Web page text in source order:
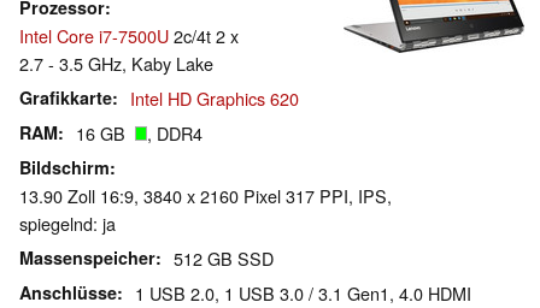
Prozessor
Intel Core i7-7500U2c/4t 2 x
2.7 - 3.5 GHz, Kaby Lake
Grafikkarte Intel HD Graphics 620
RAM 16 GB , DDR4
Bildschirm
13.90 Zoll 16:9, 3840 x 2160 Pixel 317 PPI, IPS,
spiegelnd: ja
Massenspeicher 512 GB SSD
Anschlüsse 1 USB 2.0, 1 USB 3.0 / 3.1 Gen1, 4.0 HDMI